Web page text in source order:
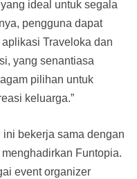
ideal untuk segala
pengguna dapat
Traveloka dan
yang senantiasa
pilihan untuk
keluarga.”
bekerja sama dengan
Funtopia.
event organizer